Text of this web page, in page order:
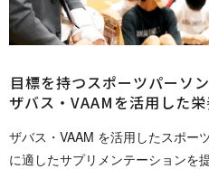
目標を持つスポーツパーソ
ザバス・VAAMを活用した
ザバス・VAAM を活用したスポー
に適したサプリメンテーションを提